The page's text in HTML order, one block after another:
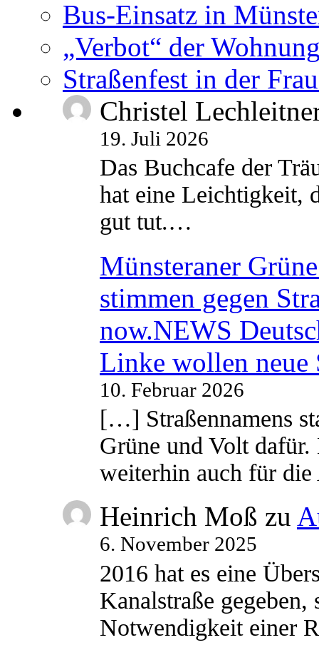
Bus-Einsatz in
„Verbot“ der
Straßenfest in der
Christel
19. Juli 2026
Das Buchcafe der
hat eine Leichtigkeit,
gut tut.…
Münsteraner
stimmen gegen
now.NEWS
Linke wollen neue
10. Februar 2026
[…] Straßennamens
Grüne und Volt
weiterhin auch für
Heinrich Moß zu
6. November 2025
2016 hat es eine
Kanalstraße
Notwendigkeit einer